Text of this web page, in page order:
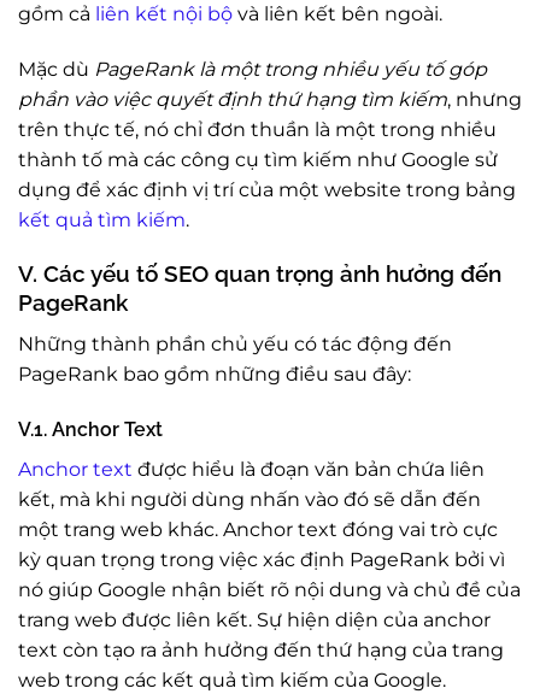
gồm cả liên kết nội bộ và liên kết bên ngoài.
Mặc dù PageRank là một trong nhiều yếu tố góp
phần vào việc quyết định thứ hạng tìm kiếm, nhưng
trên thực tế, nó chỉ đơn thuần là một trong nhiều
thành tố mà các công cụ tìm kiếm như Google sử
dụng để xác định vị trí của một website trong bảng
kết quả tìm kiếm.
V. Các yếu tố SEO quan trọng ảnh hưởng đến
PageRank
Những thành phần chủ yếu có tác động đến
PageRank bao gồm những điều sau đây:
V.1. Anchor Text
Anchor text được hiểu là đoạn văn bản chứa liên
kết, mà khi người dùng nhấn vào đó sẽ dẫn đến
một trang web khác. Anchor text đóng vai trò cực
kỳ quan trọng trong việc xác định PageRank bởi vì
nó giúp Google nhận biết rõ nội dung và chủ đề của
trang web được liên kết. Sự hiện diện của anchor
text còn tạo ra ảnh hưởng đến thứ hạng của trang
web trong các kết quả tìm kiếm của Google.